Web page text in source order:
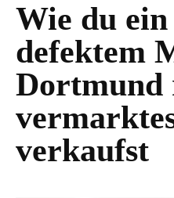
Wie du
defektem
Dortmund
verkaufst